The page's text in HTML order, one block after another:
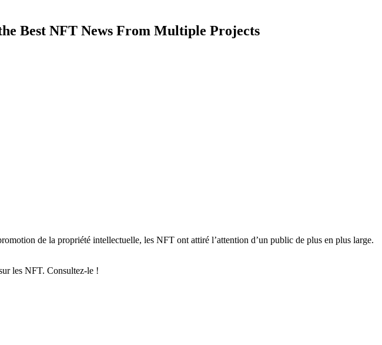
Best NFT News From Multiple Projects
de la propriété intellectuelle, les NFT ont attiré l’attention d’un public de plus en plus large.
les NFT. Consultez-le !